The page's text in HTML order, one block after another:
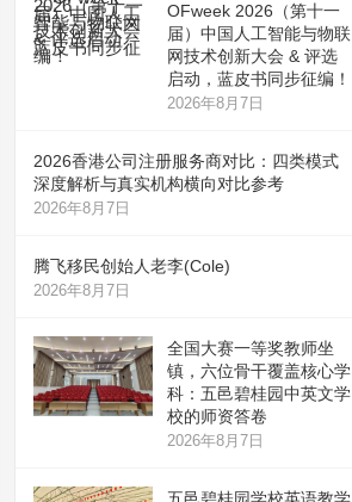
OFweek 2026（第十一
届）中国人工智能与物联
网技术创新大会 & 评选
启动，蓝皮书同步征编！
2026年8月7日
2026香港公司注册服务商对比：四类模式
深度解析与真实机构横向对比参考
2026年8月7日
腾飞移民创始人老李(Cole)
2026年8月7日
全国大赛一等奖教师坐
镇，六位骨干覆盖核心学
科：五邑碧桂园中英文学
校的师资答卷
2026年8月7日